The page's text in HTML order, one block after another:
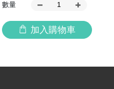
數量
加入購物車